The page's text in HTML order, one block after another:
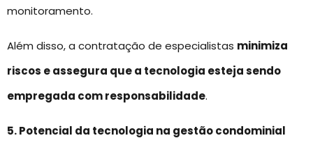
monitoramento.
Além disso, a contratação de especialistas minimiza
riscos e assegura que a tecnologia esteja sendo
empregada com responsabilidade.
5. Potencial da tecnologia na gestão condominial